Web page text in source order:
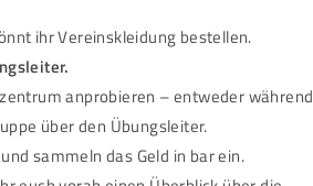
ihr Vereinskleidung bestellen.
anprobieren – entweder während
über den Übungsleiter.
sammeln das Geld in bar ein.